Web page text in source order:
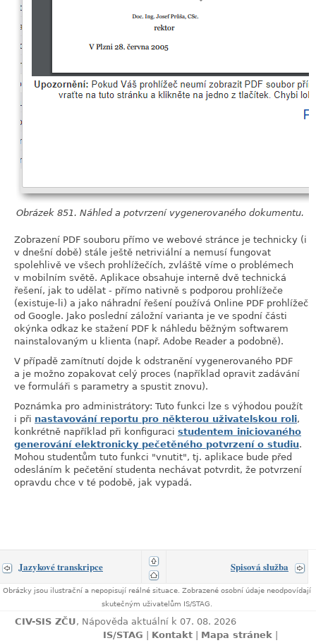
Obrázek 851. Náhled a potvrzení vygenerovaného dokumentu.
Zobrazení PDF souboru přímo ve webové stránce je technicky (i
v dnešní době) stále ještě netriviální a nemusí fungovat
spolehlivě ve všech prohlížečích, zvláště víme o problémech
v mobilním světě. Aplikace obsahuje interně dvě technická
řešení, jak to udělat - přímo nativně s podporou prohlížeče
(existuje-li) a jako náhradní řešení používá Online PDF prohlížeč
od Google. Jako poslední záložní varianta je ve spodní části
okýnka odkaz ke stažení PDF k náhledu běžným softwarem
nainstalovaným u klienta (např. Adobe Reader a podobně).
V případě zamítnutí dojde k odstranění vygenerovaného PDF
a je možno zopakovat celý proces (například opravit zadávání
ve formuláři s parametry a spustit znovu).
Poznámka pro administrátory: Tuto funkci lze s výhodou použít
i při nastavování reportu pro některou uživatelskou roli,
konkrétně například při konfiguraci studentem iniciovaného
generování elektronicky pečetěného potvrzení o studiu.
Mohou studentům tuto funkci "vnutit", tj. aplikace bude před
odesláním k pečetění studenta nechávat potvrdit, že potvrzení
opravdu chce v té podobě, jak vypadá.
Jazykové transkripce Spisová služba
Obrázky jsou ilustrační a nepopisují reálné situace. Zobrazené osobní údaje neodpovídají
skutečným uživatelům IS/STAG.
CIV-SIS ZČU, Nápověda aktuální k 07. 08. 2026
IS/STAG
Kontakt Mapa stránek